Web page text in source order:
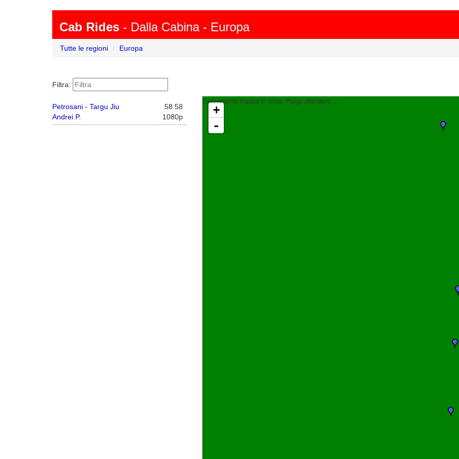
Cab Rides - Dalla Cabina - Europa
Tutte le regioni Europa
Filtra:
Petrosani - Targu Jiu
58:58
Andrei P.
1080p
Caricamento mappa in corso. Prego attendere...
+
-